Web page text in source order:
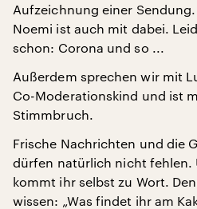
Aufzeichnung einer
Noemi ist auch mit dabei.
schon: Corona und so ...
Außerdem sprechen wir mit
Co-Moderationskind und ist
Stimmbruch.
Frische Nachrichten und die
dürfen natürlich nicht fehlen.
kommt ihr selbst zu Wort.
wissen: „Was findet ihr am